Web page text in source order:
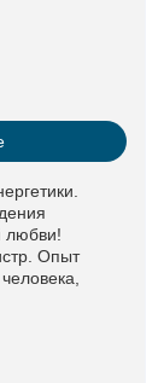
любви!
Опыт